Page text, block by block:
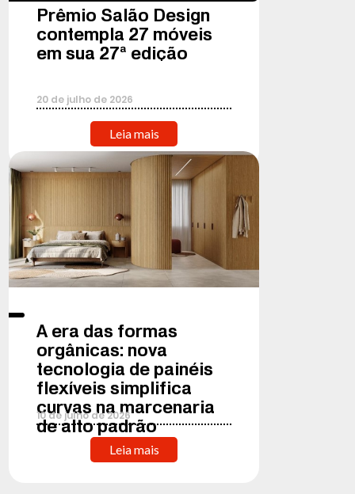
Prêmio Salão Design
contempla 27 móveis
em sua 27ª edição
20 de julho de 2026
Leia mais
A era das formas
orgânicas: nova
tecnologia de painéis
flexíveis simplifica
curvas na marcenaria
de alto padrão
10de julho de2026
Leia mais